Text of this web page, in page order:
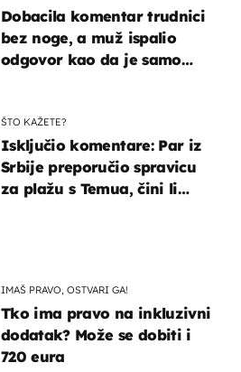
IMAŠ PRAVO, OSTVARI GA!
Tko ima pravo na inkluzivni
dodatak? Može se dobiti i
720 eura
Dobacila komentar trudnici
bez noge, a muž ispalio
odgovor kao da je samo
ŠTO KAŽETE?
Isključio komentare: Par iz
Srbije preporučio spravicu
za plažu s Temua, čini li